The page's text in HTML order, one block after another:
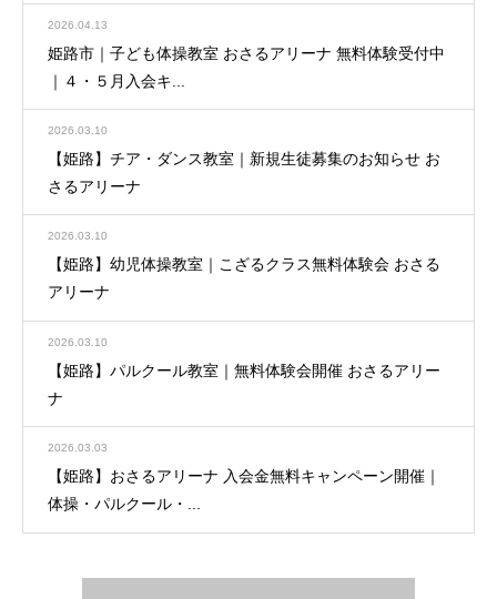
2026.04.13
姫路市｜子ども体操教室 おさるアリーナ 無料体験受付中
｜４・５月入会キ...
2026.03.10
【姫路】チア・ダンス教室｜新規生徒募集のお知らせ お
さるアリーナ
2026.03.10
【姫路】幼児体操教室｜こざるクラス無料体験会 おさる
アリーナ
2026.03.10
【姫路】パルクール教室｜無料体験会開催 おさるアリー
ナ
2026.03.03
【姫路】おさるアリーナ 入会金無料キャンペーン開催｜
体操・パルクール・...